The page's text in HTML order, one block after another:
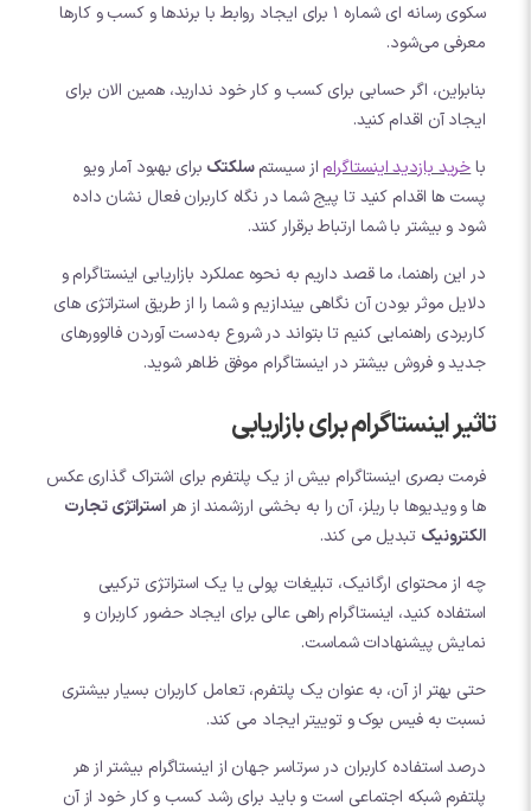
سکوی رسانه ای شماره 1 برای ایجاد روابط با برندها و کسب و کارها
معرفی می‌شود.
بنابراین، اگر حسابی برای کسب و کار خود ندارید، همین الان برای
ایجاد آن اقدام کنید.
باخرید بازدید اینستاگرام از سیستمسلکتک برای بهبود آمار ویو
پست ها اقدام کنید تا پیج شما در نگاه کاربران فعال نشان داده
شود و بیشتر با شما ارتباط برقرار کنند.
در این راهنما، ما قصد داریم به نحوه عملکرد بازاریابی اینستاگرام و
دلایل موثر بودن آن نگاهی بیندازیم و شما را از طریق استراتژی های
کاربردی راهنمایی کنیم تا بتواند در شروع به‌دست آوردن فالوورهای
جدید و فروش بیشتر در اینستاگرام موفق ظاهر شوید.
تاثیر اینستاگرام برای بازاریابی
فرمت بصری اینستاگرام بیش از یک پلتفرم برای اشتراک گذاری عکس
ها و ویدیوها با ریلز، آن را به بخشی ارزشمند از هر استراتژی تجارت
الکترونیک تبدیل می کند.
چه از محتوای ارگانیک، تبلیغات پولی یا یک استراتژی ترکیبی
استفاده کنید، اینستاگرام راهی عالی برای ایجاد حضور کاربران و
نمایش پیشنهادات شماست.
حتی بهتر از آن، به عنوان یک پلتفرم، تعامل کاربران بسیار بیشتری
نسبت به فیس بوک و توییتر ایجاد می کند.
درصد استفاده کاربران در سرتاسر جهان از اینستاگرام بیشتر از هر
پلتفرم شبکه اجتماعی است و باید برای رشد کسب و کار خود از آن